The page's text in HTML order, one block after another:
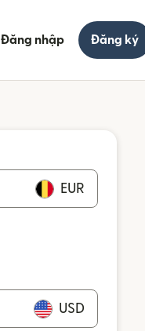
Đăng nhập Đăng ký
EUR
USD